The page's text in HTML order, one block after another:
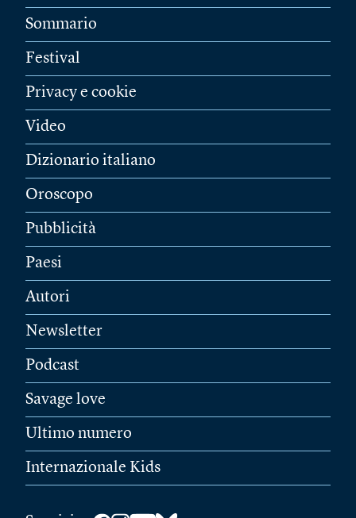
Sommario
Festival
Privacy e cookie
Video
Dizionario italiano
Oroscopo
Pubblicità
Paesi
Autori
Newsletter
Podcast
Savage love
Ultimo numero
Internazionale Kids